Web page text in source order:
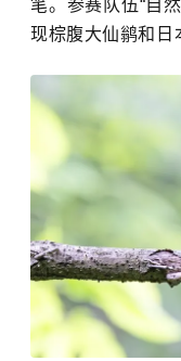
笔。参赛队伍“自
现棕腹大仙鹟和日